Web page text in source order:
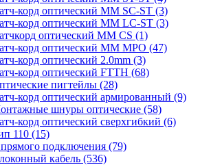
корд оптический MM SC-ST (3)
корд оптический MM LC-ST (3)
оптический MM CS (1)
корд оптический MM MPO (47)
корд оптический 2.0mm (3)
корд оптический FTTH (68)
пигтейлы (28)
корд оптический армированный (9)
шнуры оптические (58)
корд оптический сверхгибкий (6)
110 (15)
подключения (79)
кабель (536)